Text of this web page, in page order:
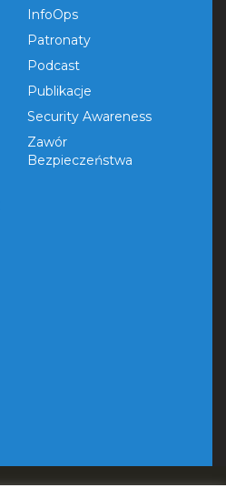
InfoOps
Patronaty
Podcast
Publikacje
Security Awareness
Zawór
Bezpieczeństwa